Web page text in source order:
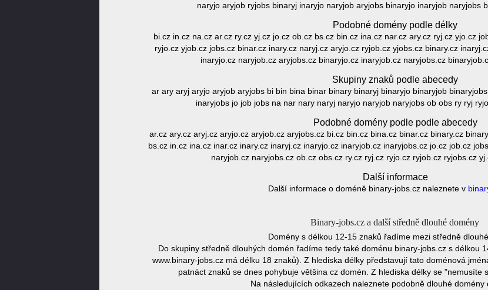
naryjo aryjob ryjobs binaryj inaryjo naryjob aryjobs binaryjo inaryjob naryjobs
Podobné domény podle délky
bi.cz in.cz na.cz ar.cz ry.cz yj.cz jo.cz ob.cz bs.cz bin.cz ina.cz nar.cz ary.cz ryj.cz yjo.cz
ryjo.cz yjob.cz jobs.cz binar.cz inary.cz naryj.cz aryjo.cz ryjob.cz yjobs.cz binary.cz
inaryjo.cz naryjob.cz aryjobs.cz binaryjo.cz inaryjob.cz naryjobs.cz
Skupiny znaků podle abecedy
ar ary aryj aryjo aryjob aryjobs bi bin bina binar binary binaryj binaryjo binaryjob
inaryjobs jo job jobs na nar nary naryj naryjo naryjob naryjobs ob obs ry ryj
Podobné domény podle podle abecedy
ar.cz ary.cz aryj.cz aryjo.cz aryjob.cz aryjobs.cz bi.cz bin.cz bina.cz binar.cz binary.cz
bs.cz in.cz ina.cz inar.cz inary.cz inaryj.cz inaryjo.cz inaryjob.cz inaryjobs.cz jo.cz job.cz
naryjob.cz naryjobs.cz ob.cz obs.cz ry.cz ryj.cz ryjo.cz ryjob.cz ryjobs.cz
Další informace
Další informace o doméně binary-jobs.cz naleznete v
Binary-jobs.cz a další středně dlouhé domény
Domény s délkou 12-15 znaků řadíme mezi středně
Do skupiny středně dlouhých domén řadíme tedy také doménu binary-jobs.cz s délkou
www.binary-jobs.cz má délku 18 znaků). Z hlediska délky představují tato doménová
patnáct znaků se dnes pohybuje většina cz domén. Z hlediska délky se "nemusíte
Na následujících odkazech naleznete podobně dlouhé domény